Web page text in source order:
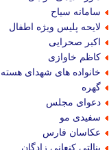
سامانه سیاح
لایحه پلیس ویژه اطفال
اکبر صحرایی
کاظم خاوازی
خانواده های شهدای
گهره
دعوای مجلس
سفیدی مو
عکاسان فارس
پنالتی کنعانی زادگان